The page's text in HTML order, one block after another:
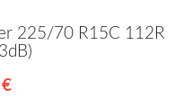
225/70 R15C 112R